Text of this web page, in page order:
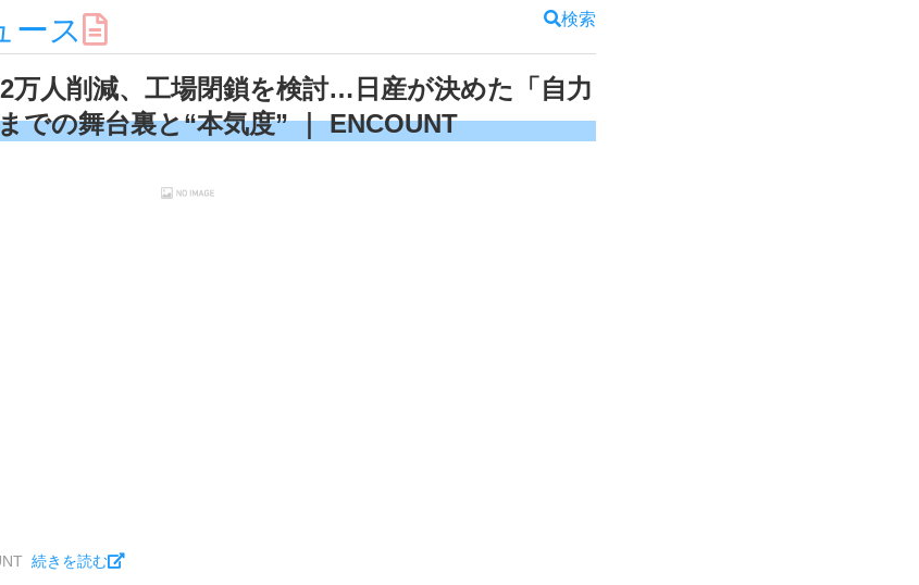
ース 検索
万人削減、工場閉鎖を検討…日産が決めた「自力
での舞台裏と“本気度” ｜ ENCOUNT
続きを読む